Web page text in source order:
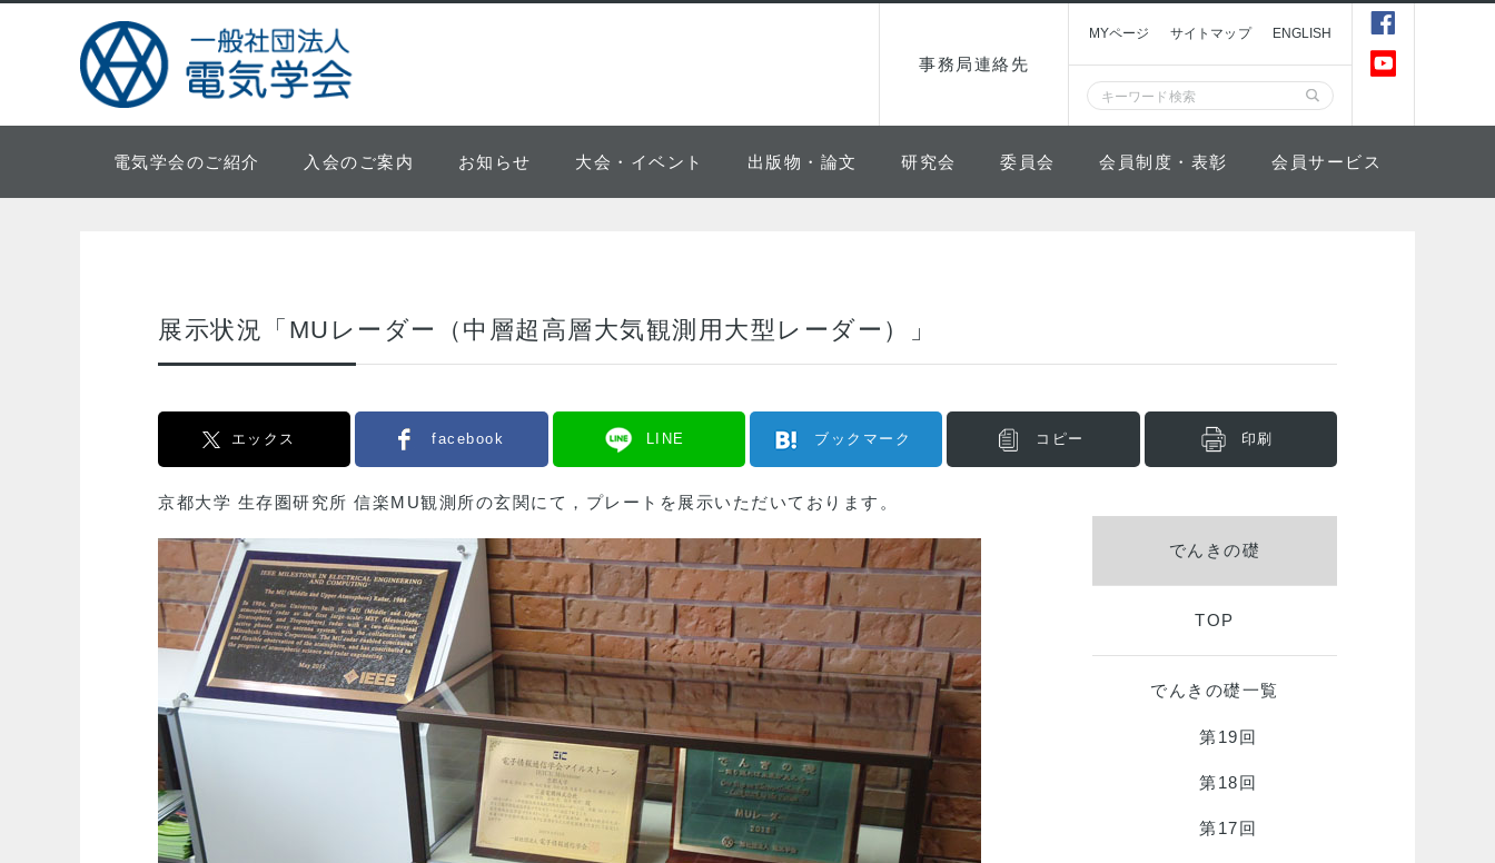
事務局連絡先
MYページ サイトマップ ENGLISH
電気学会のご紹介 入会のご案内 お知らせ 大会・イベント 出版物・論文 研究会 委員会 会員制度・表彰 会員サービス
展示状況「MUレーダー（中層超高層大気観測用大型レーダー）」
エックス facebook LINE ブックマーク コピー 印刷
京都大学 生存圏研究所 信楽MU観測所の玄関にて，プレートを展示いただいております。
でんきの礎
TOP
でんきの礎一覧
第19回
第18回
第17回